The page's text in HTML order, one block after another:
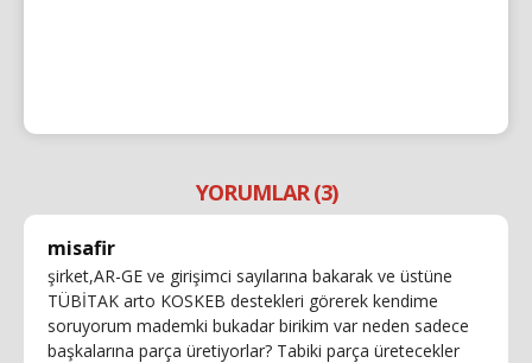
YORUMLAR (3)
misafir
şirket,AR-GE ve girişimci sayılarına bakarak ve üstüne
TÜBİTAK arto KOSKEB destekleri görerek kendime
soruyorum mademki bukadar birikim var neden sadece
başkalarına parça üretiyorlar? Tabiki parça üretecekler